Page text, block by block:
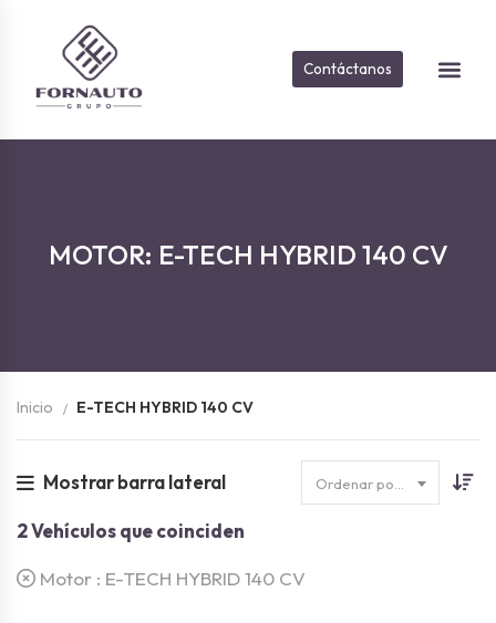
Contáctanos
MOTOR: E-TECH HYBRID 140 CV
Inicio E-TECH HYBRID 140 CV
Mostrar barra lateral
2Vehículos que coinciden
Motor : E-TECH HYBRID 140 CV